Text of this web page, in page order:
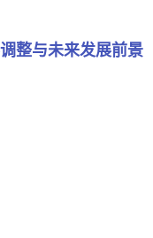
整与未来发展前景